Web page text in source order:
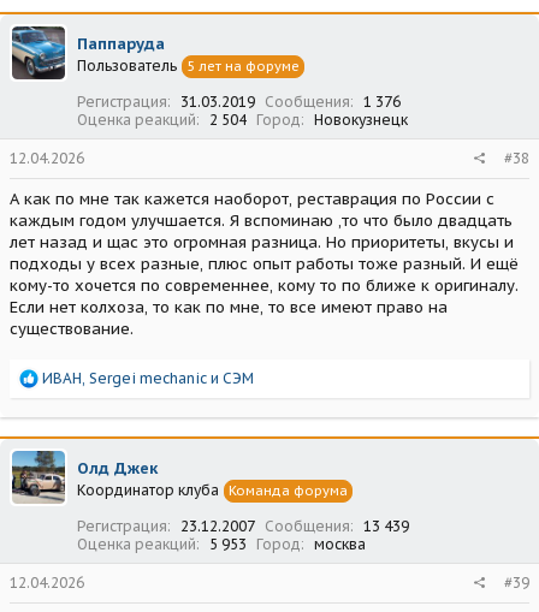
к
ц
и
и
Паппаруда
Пользователь 5 лет на форуме
Регистрация 31.03.2019 Сообщения
1 376
Оценка реакций
2 504 Город Новокузнецк
12.04.2026 #38
А как по мне так кажется наоборот, реставрация по России с
каждым годом улучшается. Я вспоминаю ,то что было двадцать
лет назад и щас это огромная разница. Но приоритеты, вкусы и
подходы у всех разные, плюс опыт работы тоже разный. И ещё
кому-то хочется по современнее, кому то по ближе к оригиналу.
Если нет колхоза, то как по мне, то все имеют право на
существование.
Р
а
к
ц
и
и
ИВАН, Sergei mechanic и СЭМ
Олд Джек
Координатор клуба Команда форума
Регистрация 23.12.2007 Сообщения
13 439
Оценка реакций
5 953 Город москва
12.04.2026 #39